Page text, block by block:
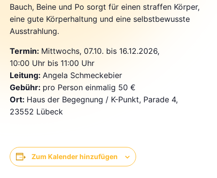
Bauch, Beine und Po sorgt für einen straffen Körper,
eine gute Körperhaltung und eine selbstbewusste
Ausstrahlung.
Termin: Mittwochs, 07.10. bis 16.12.2026,
10:00 Uhr bis 11:00 Uhr
Leitung: Angela Schmeckebier
Gebühr: pro Person einmalig 50 €
Ort: Haus der Begegnung / K-Punkt, Parade 4,
23552 Lübeck
Zum Kalender hinzufügen